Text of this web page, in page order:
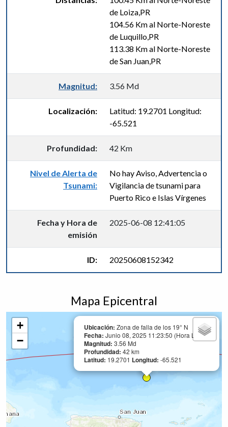
de Loiza,PR
104.56 Km al Norte-Noreste
de Luquillo,PR
113.38 Km al Norte-Noreste
de San Juan,PR
Magnitud: 3.56 Md
Localización:
Latitud: 19.2701 Longitud:
-65.521
Profundidad: 42 Km
Nivel de Alerta de
Tsunami:
No hay Aviso, Advertencia o
Vigilancia de tsunami para
Puerto Rico e Islas Vírgenes
Fecha y Hora de
emisión
2025-06-08 12:41:05
ID: 20250608152342
Mapa Epicentral
Ubicación: Zona de falla de los 19° N
Fecha: Junio 08, 2025 11:23:50 (Hora Local)
Magnitud: 3.56 Md
Profundidad: 42 km
Latitud: 19.2701 Longitud: -65.521
+
−